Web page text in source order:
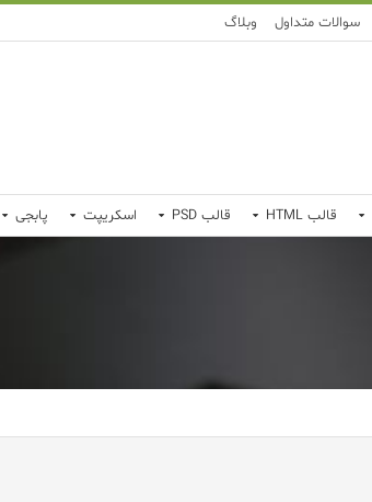
سوالات متداول وبلاگ
قالب HTML قالب PSD اسکریپت پابجی